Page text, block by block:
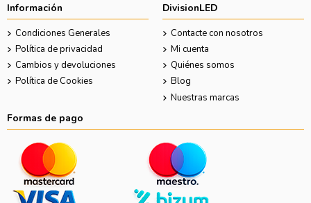
Información
Condiciones Generales
Política de privacidad
Cambios y devoluciones
Política de Cookies
DivisionLED
Contacte con nosotros
Mi cuenta
Quiénes somos
Blog
Nuestras marcas
Formas de pago